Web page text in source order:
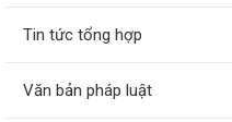
Tin tức tổng hợp
Văn bản pháp luật